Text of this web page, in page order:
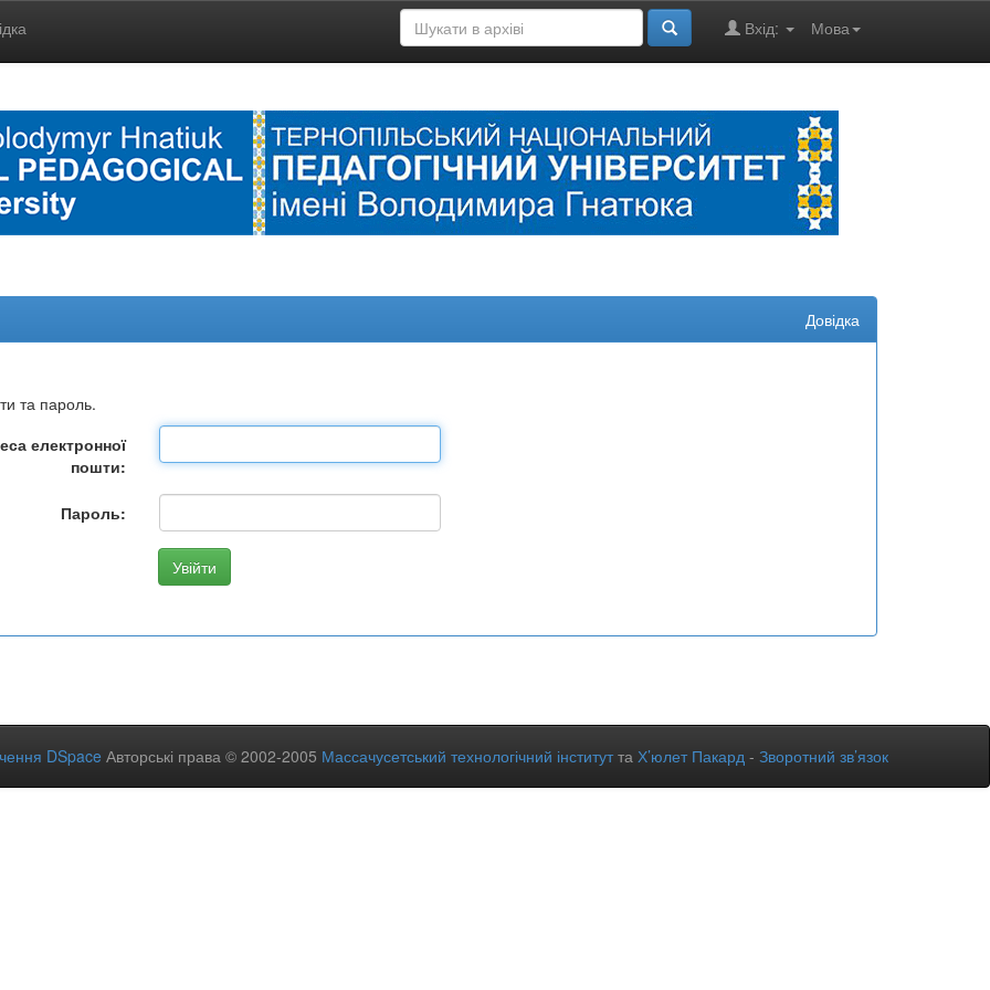
Мова
Вхід:
Довідка
та пароль.
електронної
пошти:
Пароль:
DSpace Авторські права © 2002-2005 Массачусетський технологічний інститутта Х’юлет Пакард - Зворотний зв’язок